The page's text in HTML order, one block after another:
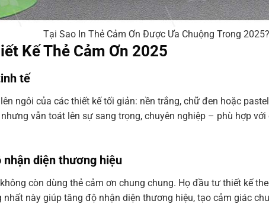
Tại Sao In Thẻ Cảm Ơn Được Ưa Chuộng Trong 2025?
Kế Thẻ Cảm Ơn 2025
tế
ngôi của các thiết kế tối giản: nền trắng, chữ đen hoặc
vẫn toát lên sự sang trọng, chuyên nghiệp – phù hợp
diện thương hiệu
còn dùng thẻ cảm ơn chung chung. Họ đầu tư thiết kế
nhất này giúp tăng độ nhận diện thương hiệu, tạo cảm giác